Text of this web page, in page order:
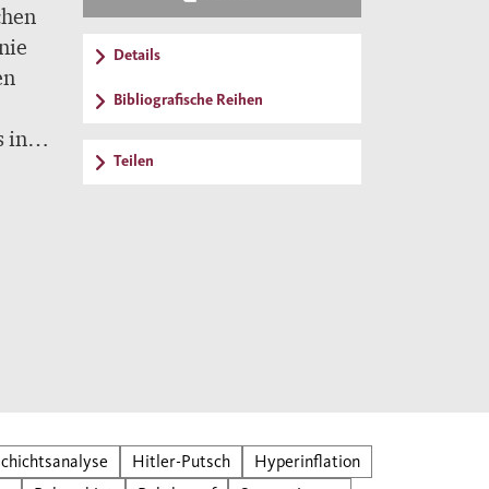
in
Details
Bibliografische Reihen
Teilen
Hitler-Putsch
Hyperinflation